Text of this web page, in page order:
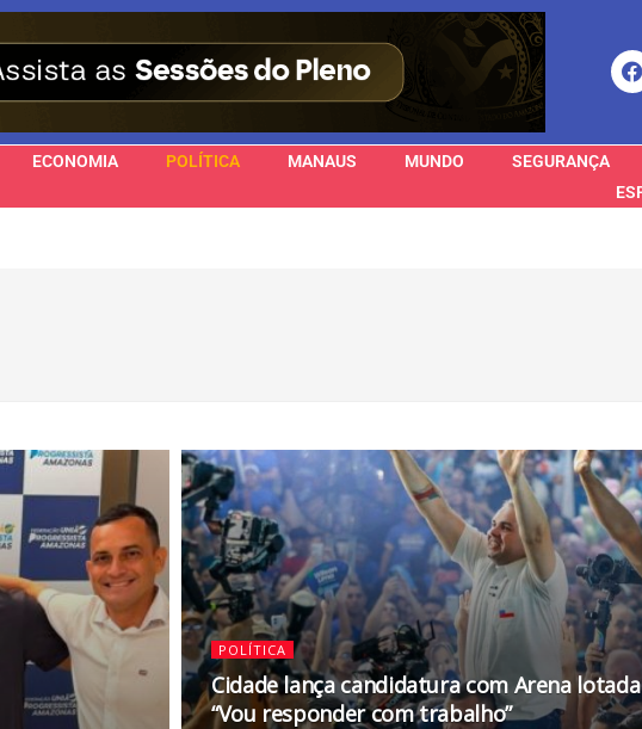
ECONOMIA POLÍTICA MANAUS MUNDO SEGURANÇA
POLÍTICA
Cidade lança candidatura com Arena
“Vou responder com trabalho”